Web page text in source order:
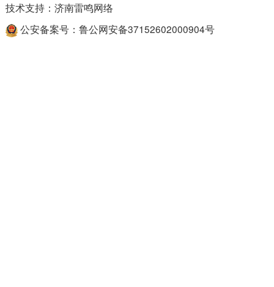
技术支持：济南雷鸣网络
公安备案号：鲁公网安备37152602000904号